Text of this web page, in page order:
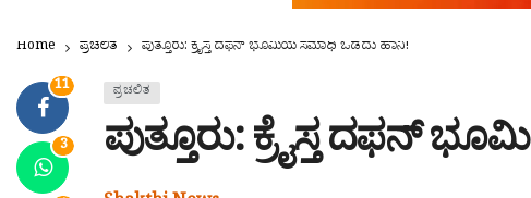
Home ಪ್ರಚಲಿತ ಪುತ್ತೂರು: ಕ್ರೈಸ್ತ ದಫನ್ ಭೂಮಿಯ ಸಮಾಧಿ ಒಡೆದು ಹಾನಿ!
ಪ್ರಚಲಿತ
ಪುತ್ತೂರು: ಕ್ರೈಸ್ತ ದಫನ್
11
3